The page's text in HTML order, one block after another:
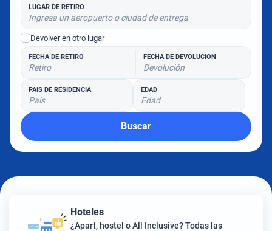
LUGAR DE RETIRO
Ingresa un aeropuerto o ciudad de entrega
Devolver en otro lugar
FECHA DE RETIRO
Retiro
FECHA DE DEVOLUCIÓN
Devolución
PAÍS DE RESIDENCIA
País
EDAD
Edad
Buscar
Hoteles
¿Apart, hostel o All Inclusive? Todas las